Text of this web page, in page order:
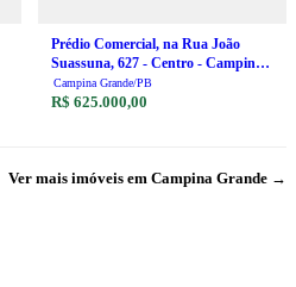
Prédio Comercial, na Rua João
Suassuna, 627 - Centro - Campina
Grande/PB
Campina Grande/PB
R$ 625.000,00
Ver mais imóveis em Campina Grande →